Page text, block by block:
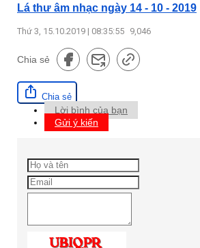
Lá thư âm nhạc ngày 14 - 10 - 2019
Thứ 3, 15.10.2019 | 08:35:55 9,046
Chia sẻ
Chia sẻ
Lời bình của bạn
Gửi ý kiến